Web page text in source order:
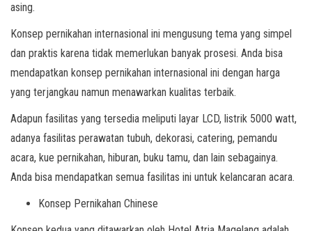
asing.
Konsep pernikahan internasional ini mengusung tema yang simpel
dan praktis karena tidak memerlukan banyak prosesi. Anda bisa
mendapatkan konsep pernikahan internasional ini dengan harga
yang terjangkau namun menawarkan kualitas terbaik.
Adapun fasilitas yang tersedia meliputi layar LCD, listrik 5000 watt,
adanya fasilitas perawatan tubuh, dekorasi, catering, pemandu
acara, kue pernikahan, hiburan, buku tamu, dan lain sebagainya.
Anda bisa mendapatkan semua fasilitas ini untuk kelancaran acara.
Konsep Pernikahan Chinese